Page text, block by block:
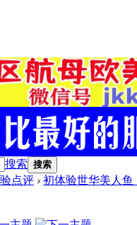
搜索 搜索
点评 › 初体验世华美人